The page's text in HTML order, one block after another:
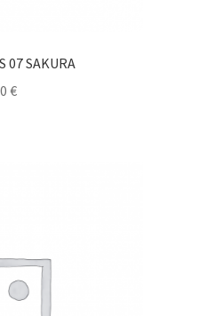
07 SAKURA
€